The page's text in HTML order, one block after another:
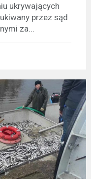
ukrywających
przez sąd
za...